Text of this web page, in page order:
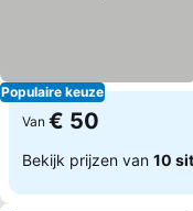
Populaire keuze
Van € 50
Bekijk prijzen van 10